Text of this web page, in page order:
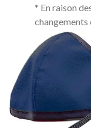
* En raison
changements